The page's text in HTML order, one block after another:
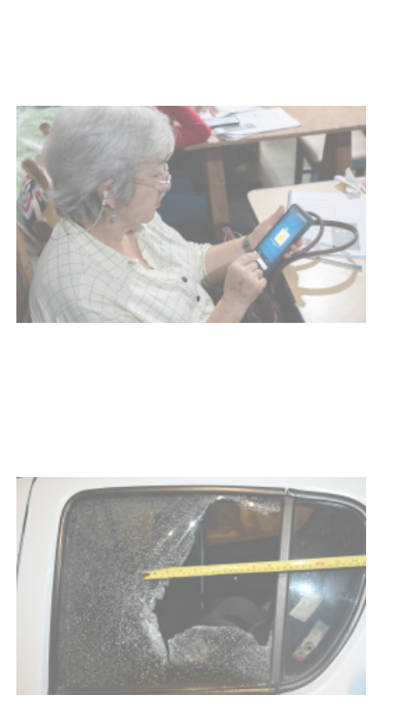
personas en situación de
discapacidad
03-08-2026
Siniestro laboral con tiernizadora
de carne
01-08-2026
POLICIALES